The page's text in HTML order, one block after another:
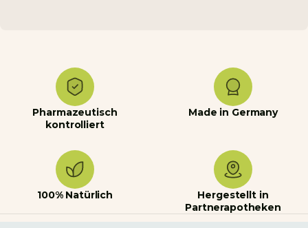
Pharmazeutisch
kontrolliert
Made in Germany
100% Natürlich
Hergestellt in
Partnerapotheken